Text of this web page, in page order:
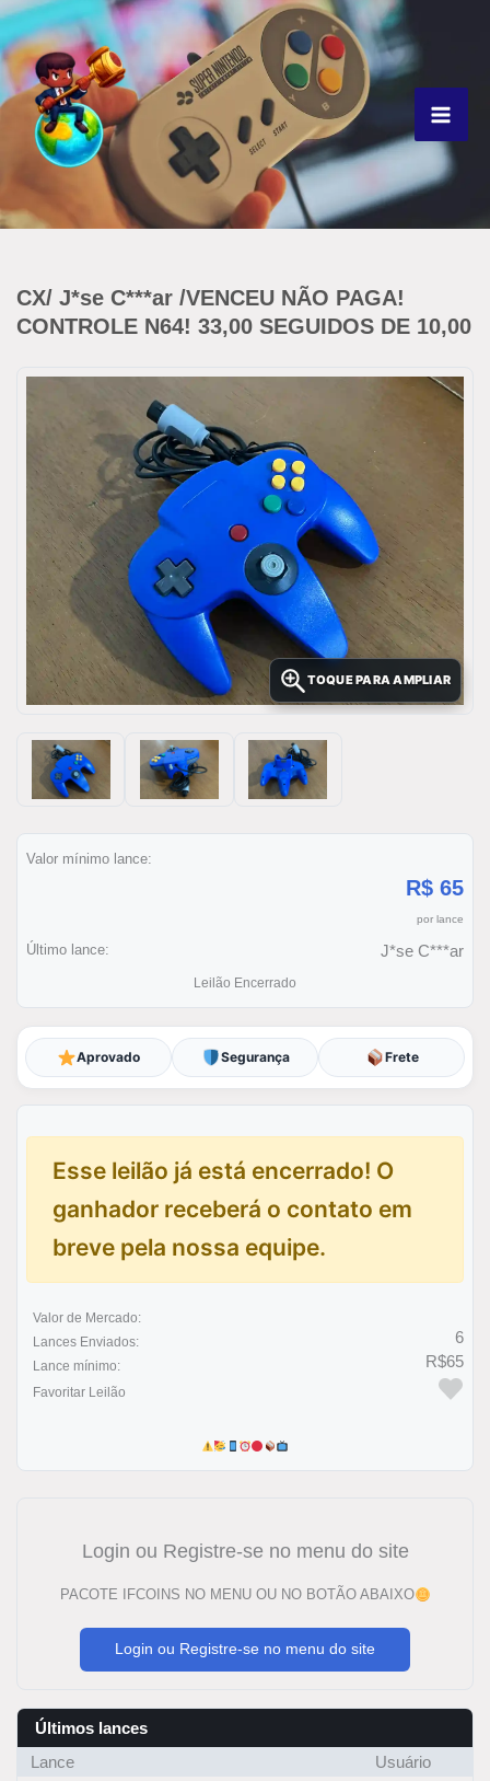
Ir
para
o
conteúdo
CX/ J*se C***ar /VENCEU NÃO PAGA!
CONTROLE N64! 33,00 SEGUIDOS DE 10,00
TOQUE PARA AMPLIAR
Valor mínimo lance:
R$ 65
por lance
Último lance: J*se C***ar
Leilão Encerrado
Aprovado Segurança Frete
Esse leilão já está encerrado! O
ganhador receberá o contato em
breve pela nossa equipe.
Valor de Mercado:
Lances Enviados:
6
Lance mínimo: R$65
Favoritar Leilão
Login ou Registre-se no menu do site
PACOTE IFCOINS NO MENU OU NO BOTÃO ABAIXO
Login ou Registre-se no menu do site
Últimos lances
Lance
Usuário